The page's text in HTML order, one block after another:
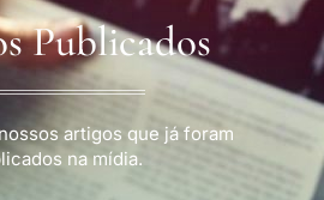
Publicados
artigos que já foram
na mídia.